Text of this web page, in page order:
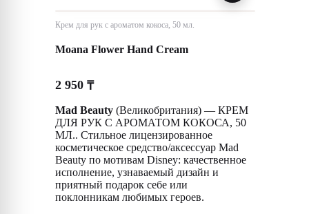
Крем для рук с ароматом кокоса, 50 мл.
Moana Flower Hand Cream
2 950 ₸
Mad Beauty (Великобритания) — КРЕМ
ДЛЯ РУК С АРОМАТОМ КОКОСА, 50
МЛ.. Стильное лицензированное
косметическое средство/аксессуар Mad
Beauty по мотивам Disney: качественное
исполнение, узнаваемый дизайн и
приятный подарок себе или
поклонникам любимых героев.